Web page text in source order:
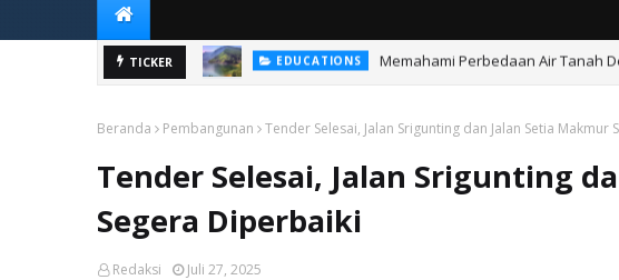
TICKER KOTA MAKASSAR Dengan Kapasitas 27 Ribu
Beranda Pembangunan Tender Selesai, Jalan Srigunting dan Jalan Setia Makmur
Tender Selesai, Jalan Srigunting
Segera Diperbaiki
Redaksi Juli 27, 2025